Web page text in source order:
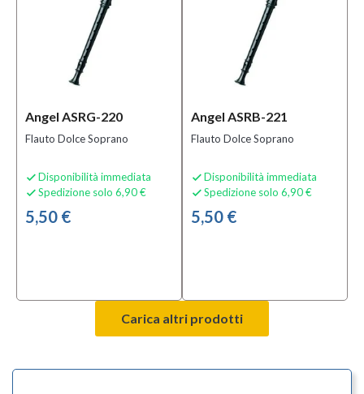
Angel ASRG-220
Flauto Dolce Soprano
 Disponibilità immediata
 Spedizione solo 6,90 €
5,50 €
Angel ASRB-221
Flauto Dolce Soprano
 Disponibilità immediata
 Spedizione solo 6,90 €
5,50 €
Carica altri prodotti